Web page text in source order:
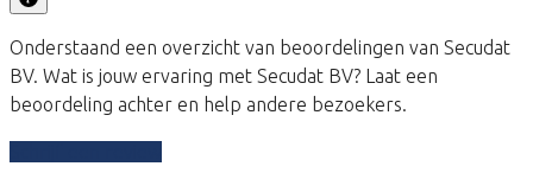
Onderstaand een overzicht van beoordelingen van Secudat
BV. Wat is jouw ervaring met Secudat BV? Laat een
beoordeling achter en help andere bezoekers.